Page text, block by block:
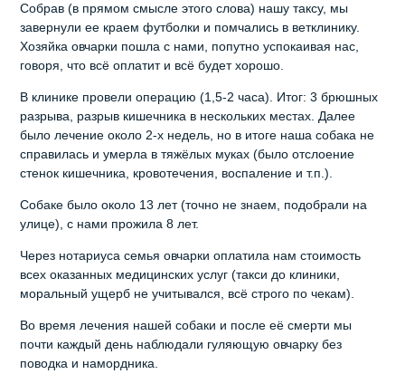
Собрав (в прямом смысле этого слова) нашу таксу, мы
завернули ее краем футболки и помчались в ветклинику.
Хозяйка овчарки пошла с нами, попутно успокаивая нас,
говоря, что всё оплатит и всё будет хорошо.
В клинике провели операцию (1,5-2 часа). Итог: 3 брюшных
разрыва, разрыв кишечника в нескольких местах. Далее
было лечение около 2-х недель, но в итоге наша собака не
справилась и умерла в тяжёлых муках (было отслоение
стенок кишечника, кровотечения, воспаление и т.п.).
Собаке было около 13 лет (точно не знаем, подобрали на
улице), с нами прожила 8 лет.
Через нотариуса семья овчарки оплатила нам стоимость
всех оказанных медицинских услуг (такси до клиники,
моральный ущерб не учитывался, всё строго по чекам).
Во время лечения нашей собаки и после её смерти мы
почти каждый день наблюдали гуляющую овчарку без
поводка и намордника.